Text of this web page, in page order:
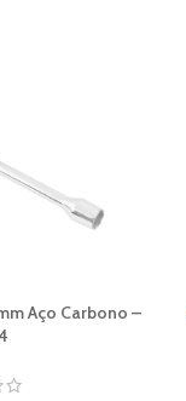
Aço Carbono –